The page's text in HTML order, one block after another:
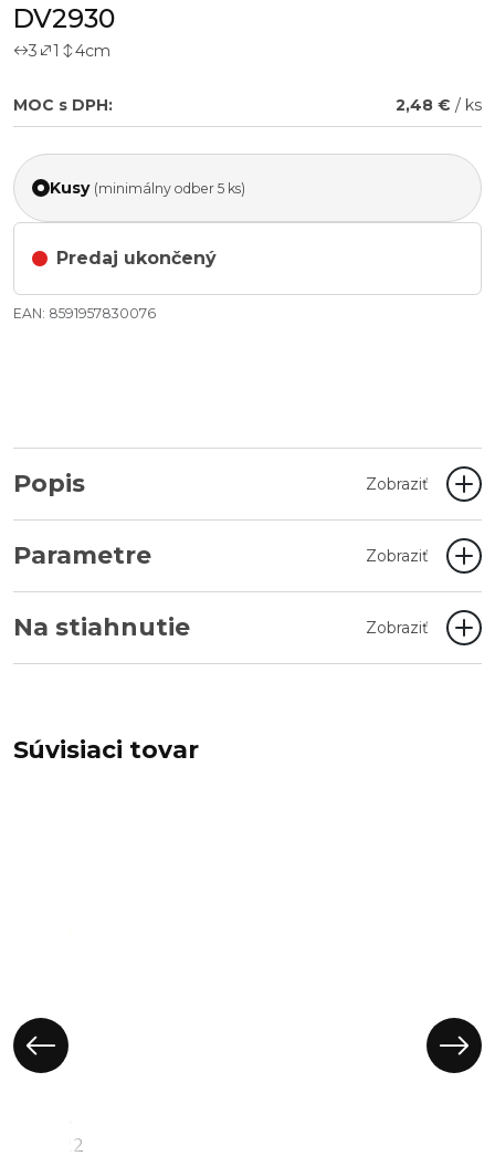
DV2930
3 1 4cm
MOC s DPH: 2,48 € / ks
Kusy (minimálny odber 5 ks)
Predaj ukončený
EAN: 8591957830076
Popis Zobraziť
Parametre Zobraziť
Na stiahnutie Zobraziť
Súvisiaci tovar
dekorácia,
DV2922